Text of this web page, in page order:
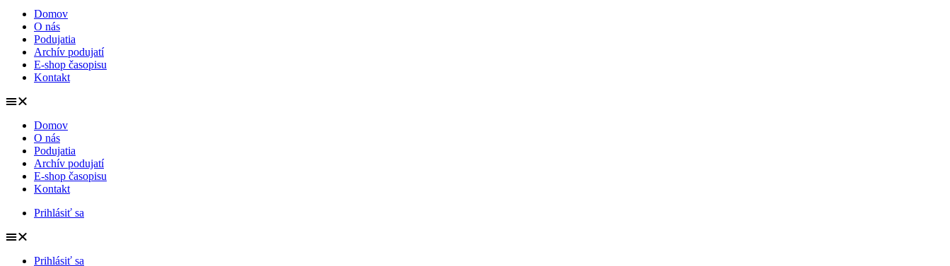
Domov
O nás
Podujatia
Archív podujatí
E-shop časopisu
Kontakt
Domov
O nás
Podujatia
Archív podujatí
E-shop časopisu
Kontakt
Prihlásiť sa
Prihlásiť sa